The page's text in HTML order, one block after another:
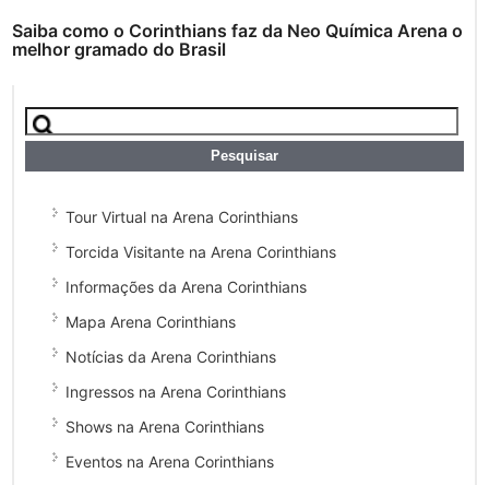
Saiba como o Corinthians faz da Neo Química Arena o
melhor gramado do Brasil
Tour Virtual na Arena Corinthians
Torcida Visitante na Arena Corinthians
Informações da Arena Corinthians
Mapa Arena Corinthians
Notícias da Arena Corinthians
Ingressos na Arena Corinthians
Shows na Arena Corinthians
Eventos na Arena Corinthians